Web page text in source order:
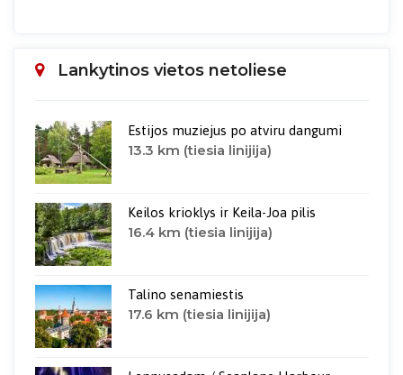
Lankytinos vietos netoliese
Estijos muziejus po atviru dangumi
13.3 km (tiesia linijija)
Keilos krioklys ir Keila-Joa pilis
16.4 km (tiesia linijija)
Talino senamiestis
17.6 km (tiesia linijija)